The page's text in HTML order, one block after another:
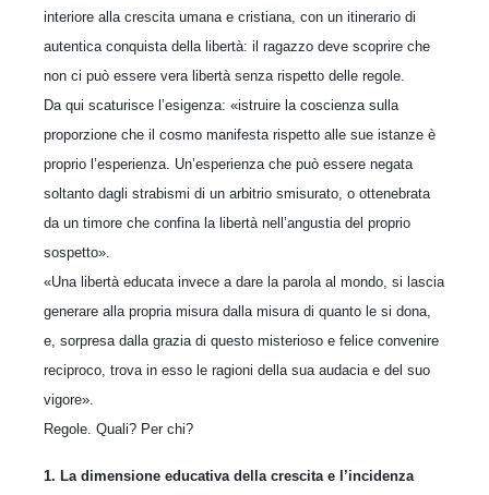
interiore alla crescita umana e cristiana, con un itinerario di
autentica conquista della libertà: il ragazzo deve scoprire che
non ci può essere vera libertà senza rispetto delle regole.
Da qui scaturisce l’esigenza: «istruire la coscienza sulla
proporzione che il cosmo manifesta rispetto alle sue istanze è
proprio l’esperienza. Un’esperienza che può essere negata
soltanto dagli strabismi di un arbitrio smisurato, o ottenebrata
da un timore che confina la libertà nell’angustia del proprio
sospetto».
«Una libertà educata invece a dare la parola al mondo, si lascia
generare alla propria misura dalla misura di quanto le si dona,
e, sorpresa dalla grazia di questo misterioso e felice convenire
reciproco, trova in esso le ragioni della sua audacia e del suo
vigore».
Regole. Quali? Per chi?
1. La dimensione educativa della crescita e l’incidenza